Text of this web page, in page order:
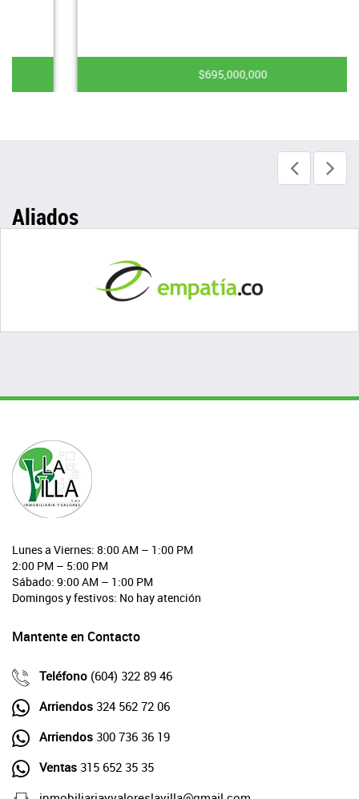
$695,000,000
Aliados
Lunes a Viernes: 8:00 AM – 1:00 PM
2:00 PM – 5:00 PM
Sábado: 9:00 AM – 1:00 PM
Domingos y festivos: No hay atención
Mantente en Contacto
Teléfono (604) 322 89 46
Arriendos 324 562 72 06
Arriendos 300 736 36 19
Ventas 315 652 35 35